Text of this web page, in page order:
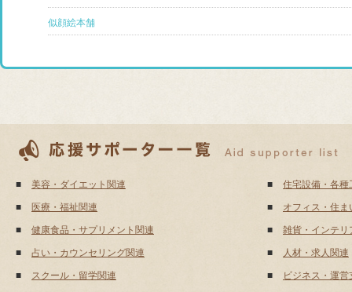
似顔絵本舗
美容・ダイエット関連
■
医療・福祉関連
■
健康食品・サプリメント関連
■
占い・カウンセリング関連
■
スクール・留学関連
■
住宅設備・各種
■
オフィス・住ま
■
雑貨・インテリ
■
人材・求人関連
■
ビジネス・運営
■